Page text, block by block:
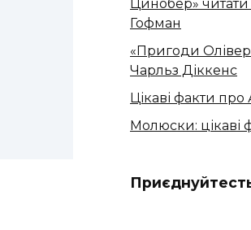
Цинобер» читати
Гофман
«Пригоди
Чарльз Діккенс
Цікаві факти про
Молюски: цікаві